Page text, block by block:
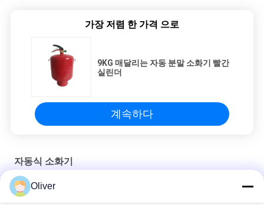
호
정
가장 저렴 한 가격 으로
9KG 매달리는 자동 분말 소화기 빨간
실린더
계속하다
자동식 소화기
배전실을 위한 6KG 자동 분말 소화기
Oliver